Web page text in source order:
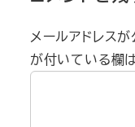
メールアドレス
が付いている欄